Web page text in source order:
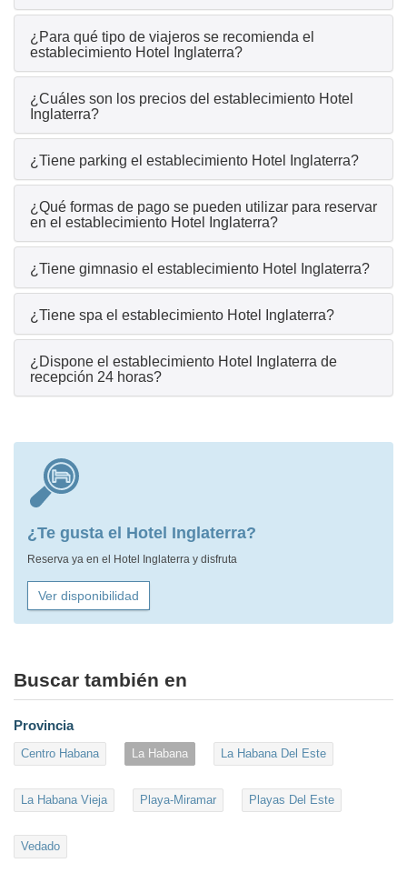
¿Para qué tipo de viajeros se recomienda el
establecimiento Hotel Inglaterra?
¿Cuáles son los precios del establecimiento Hotel
Inglaterra?
¿Tiene parking el establecimiento Hotel Inglaterra?
¿Qué formas de pago se pueden utilizar para reservar
en el establecimiento Hotel Inglaterra?
¿Tiene gimnasio el establecimiento Hotel Inglaterra?
¿Tiene spa el establecimiento Hotel Inglaterra?
¿Dispone el establecimiento Hotel Inglaterra de
recepción 24 horas?
¿Te gusta el Hotel Inglaterra?
Reserva ya en el Hotel Inglaterra y disfruta
Ver disponibilidad
Buscar también en
Provincia
Centro Habana La Habana La Habana Del Este
La Habana Vieja Playa-Miramar Playas Del Este
Vedado